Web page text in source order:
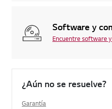
Software y
Encuentre software
¿Aún no se resuelve?
Garantía